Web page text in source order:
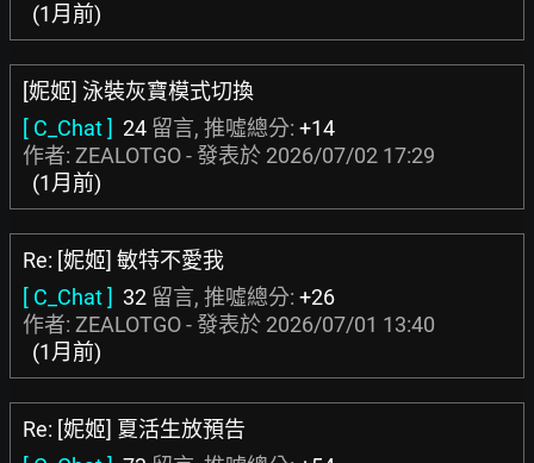
(1月前)
[妮姬] 泳裝灰寶模式切換
[ C_Chat ] 24 留言, 推噓總分: +14
作者: ZEALOTGO - 發表於 2026/07/02 17:29
(1月前)
Re: [妮姬] 敏特不愛我
[ C_Chat ] 32 留言, 推噓總分: +26
作者: ZEALOTGO - 發表於 2026/07/01 13:40
(1月前)
Re: [妮姬] 夏活生放預告